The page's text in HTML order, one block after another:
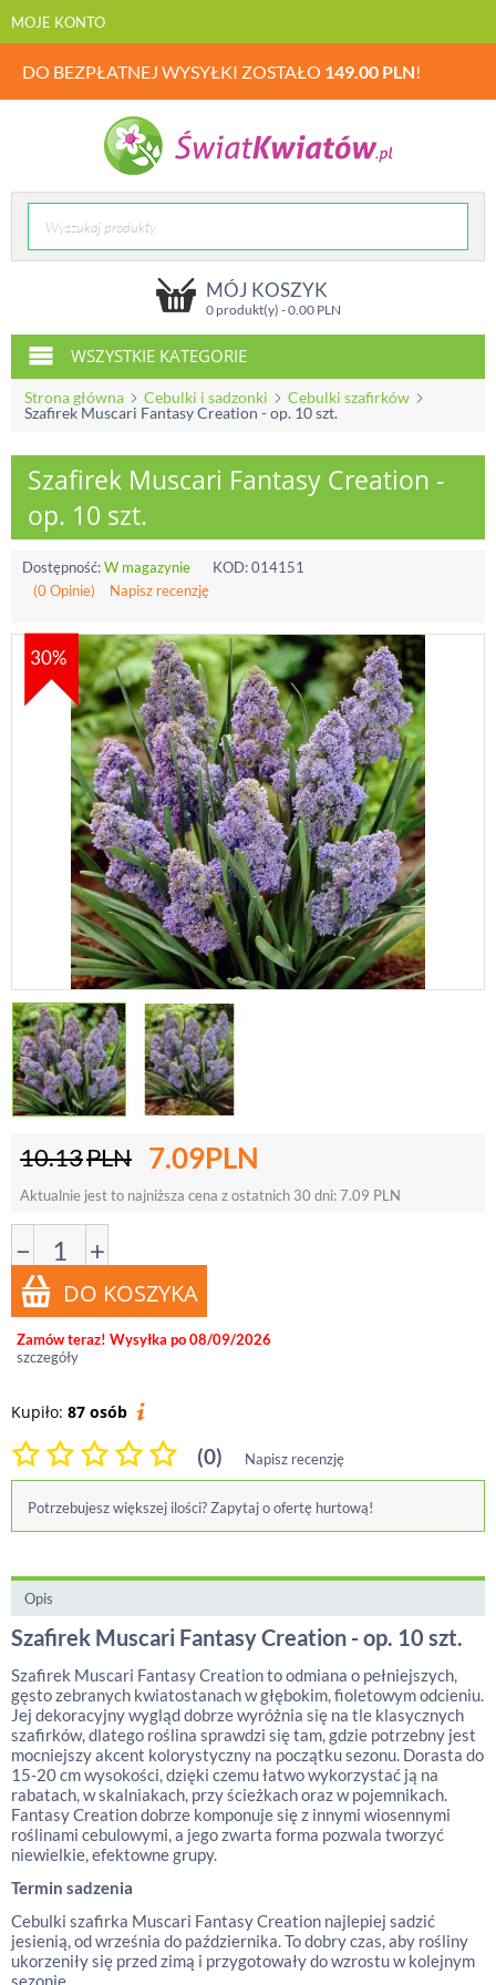
MOJE KONTO
DO BEZPŁATNEJ WYSYŁKI ZOSTAŁO 149.00 PLN!
MÓJ KOSZYK
0 produkt(y) -0.00PLN
WSZYSTKIE KATEGORIE
Strona główna Cebulki i sadzonki
Cebulki szafirków
Szafirek Muscari Fantasy Creation - op. 10 szt.
Szafirek Muscari Fantasy Creation -
op. 10 szt.
Dostępność:W magazynie KOD:014151
(0 Opinie)
Napisz recenzję
30%
10.13PLN 7.09PLN
Aktualnie jest to najniższa cena z ostatnich 30 dni:7.09 PLN
− +
Zamów teraz! Wysyłka po 08/09/2026
szczegóły
Kupiło: 87 osób
(0) Napisz recenzję
Potrzebujesz większej ilości? Zapytaj o ofertę hurtową!
Opis
Szafirek Muscari Fantasy Creation - op. 10 szt.
Szafirek Muscari Fantasy Creation to odmiana o pełniejszych,
gęsto zebranych kwiatostanach w głębokim, fioletowym odcieniu.
Jej dekoracyjny wygląd dobrze wyróżnia się na tle klasycznych
szafirków, dlatego roślina sprawdzi się tam, gdzie potrzebny jest
mocniejszy akcent kolorystyczny na początku sezonu. Dorasta do
15-20 cm wysokości, dzięki czemu łatwo wykorzystać ją na
rabatach, w skalniakach, przy ścieżkach oraz w pojemnikach.
Fantasy Creation dobrze komponuje się z innymi wiosennymi
roślinami cebulowymi, a jego zwarta forma pozwala tworzyć
niewielkie, efektowne grupy.
Termin sadzenia
Cebulki szafirka Muscari Fantasy Creation najlepiej sadzić
jesienią, od września do października. To dobry czas, aby rośliny
ukorzeniły się przed zimą i przygotowały do wzrostu w kolejnym
sezonie.